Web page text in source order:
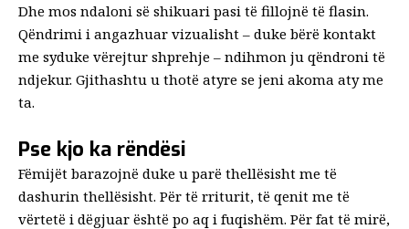
Dhe mos ndaloni së shikuari pasi të fillojnë të flasin.
Qëndrimi i angazhuar vizualisht – duke bërë kontakt
me syduke vërejtur shprehje – ndihmon ju qëndroni të
ndjekur. Gjithashtu u thotë atyre se jeni akoma aty me
ta.
Pse kjo ka rëndësi
Fëmijët barazojnë duke u parë thellësisht me të
dashurin thellësisht. Për të rriturit, të qenit me të
vërtetë i dëgjuar është po aq i fuqishëm. Për fat të mirë,